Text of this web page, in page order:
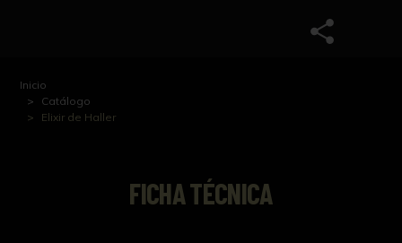
Inicio
Catálogo
Elixir de Haller
FICHA TÉCNICA